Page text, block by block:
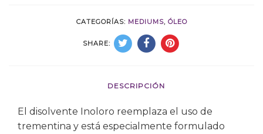
CATEGORÍAS: MEDIUMS, ÓLEO
SHARE:
DESCRIPCIÓN
El disolvente Inoloro reemplaza el uso de
trementina y está especialmente formulado